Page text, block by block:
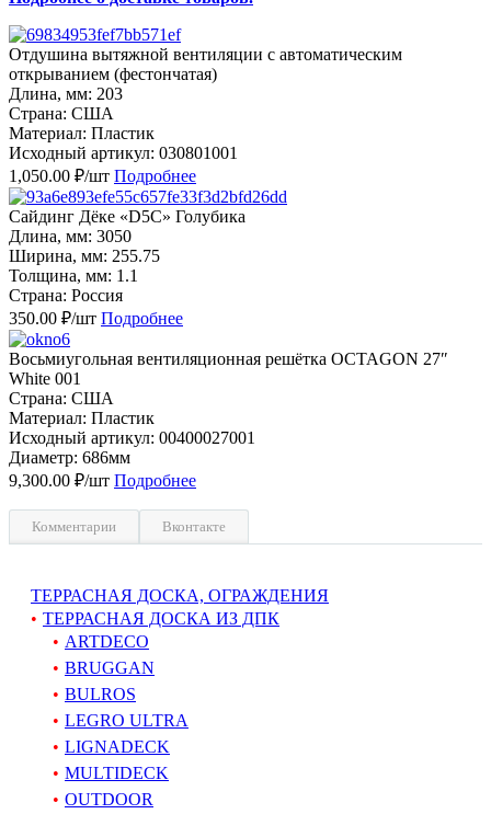
Отдушина вытяжной вентиляции с автоматическим
открыванием (фестончатая)
Длина, мм: 203
Страна: США
Материал: Пластик
Исходный артикул: 030801001
1,050.00 ₽/шт Подробнее
Сайдинг Дёке «D5C» Голубика
Длина, мм: 3050
Ширина, мм: 255.75
Толщина, мм: 1.1
Страна: Россия
350.00 ₽/шт Подробнее
Восьмиугольная вентиляционная решётка OCTAGON 27″
White 001
Страна: США
Материал: Пластик
Исходный артикул: 00400027001
Диаметр: 686мм
9,300.00 ₽/шт Подробнее
Комментарии Вконтакте
ТЕРРАСНАЯ ДОСКА, ОГРАЖДЕНИЯ
ТЕРРАСНАЯ ДОСКА ИЗ ДПК
ARTDECO
BRUGGAN
BULROS
LEGRO ULTRA
LIGNADECK
MULTIDECK
OUTDOOR